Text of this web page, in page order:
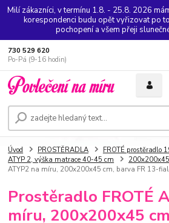
Milí zákazníci, v termínu 1.8. - 25.8. 2026
korespondenci budu opět vyřizovat po
pochopení a všem přeji
730 529 620
Po-Pá (9-16 hodin)
Úvod PROSTĚRADLA FROTÉ prostěradlo
ATYP 2, výška matrace 40-45 cm
ATYP2 na míru, 200x200x45 cm, barva FR 13-
Prostěradlo FROTÉ
míru, 200x200x45